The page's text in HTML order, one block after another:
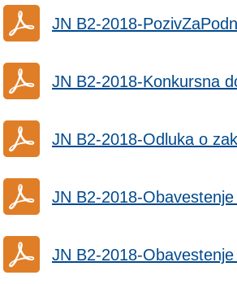
JN B2-2018-
JN B2-2018-Konkursna
JN B2-2018-Odluka o
JN B2-2018-
JN B2-2018-